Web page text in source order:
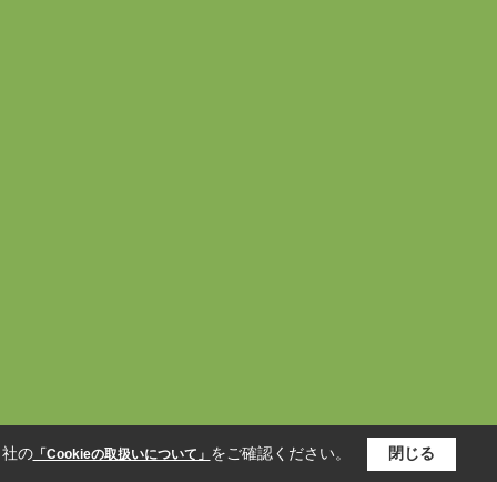
の「Cookieの取扱いについて」 をご確認ください。 閉じる